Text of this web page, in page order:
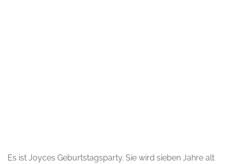
Es ist Joyces Geburtstagsparty. Sie wird sieben Jahre alt